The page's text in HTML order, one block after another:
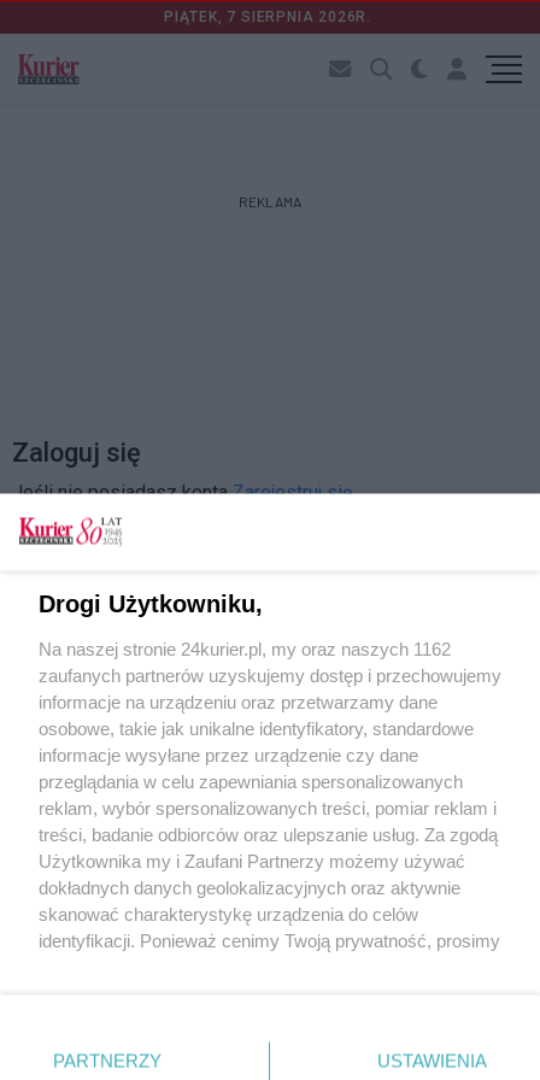
PIĄTEK, 7 SIERPNIA 2026R.
REKLAMA
Zaloguj się
Jeśli nie posiadasz kontaZarejestruj się
Zapamiętać?
Zaloguj
Zapomniałem hasła
Copyright © 2022 Kurier Szczeciński sp. z o.o.
Drogi Użytkowniku,
Na naszej stronie 24kurier.pl, my oraz naszych 1162
zaufanych partnerów uzyskujemy dostęp i przechowujemy
informacje na urządzeniu oraz przetwarzamy dane
osobowe, takie jak unikalne identyfikatory, standardowe
informacje wysyłane przez urządzenie czy dane
przeglądania w celu zapewniania spersonalizowanych
reklam, wybór spersonalizowanych treści, pomiar reklam i
treści, badanie odbiorców oraz ulepszanie usług. Za zgodą
Użytkownika my i Zaufani Partnerzy możemy używać
dokładnych danych geolokalizacyjnych oraz aktywnie
skanować charakterystykę urządzenia do celów
identyfikacji. Ponieważ cenimy Twoją prywatność, prosimy
prywatności znajdujący się w lewym dolnym rogu strony
. Niektóre rodzaje przetwarzania danych nie wymagają
PARTNERZY USTAWIENIA